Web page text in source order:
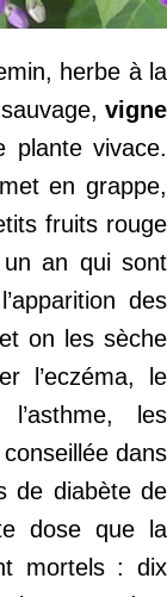
herbe à la
vigne
plante vivace.
en grappe,
fruits rouge
an qui sont
des
on les sèche
l’eczéma, le
l’asthme, les
dans
de diabète de
dose que la
mortels : dix